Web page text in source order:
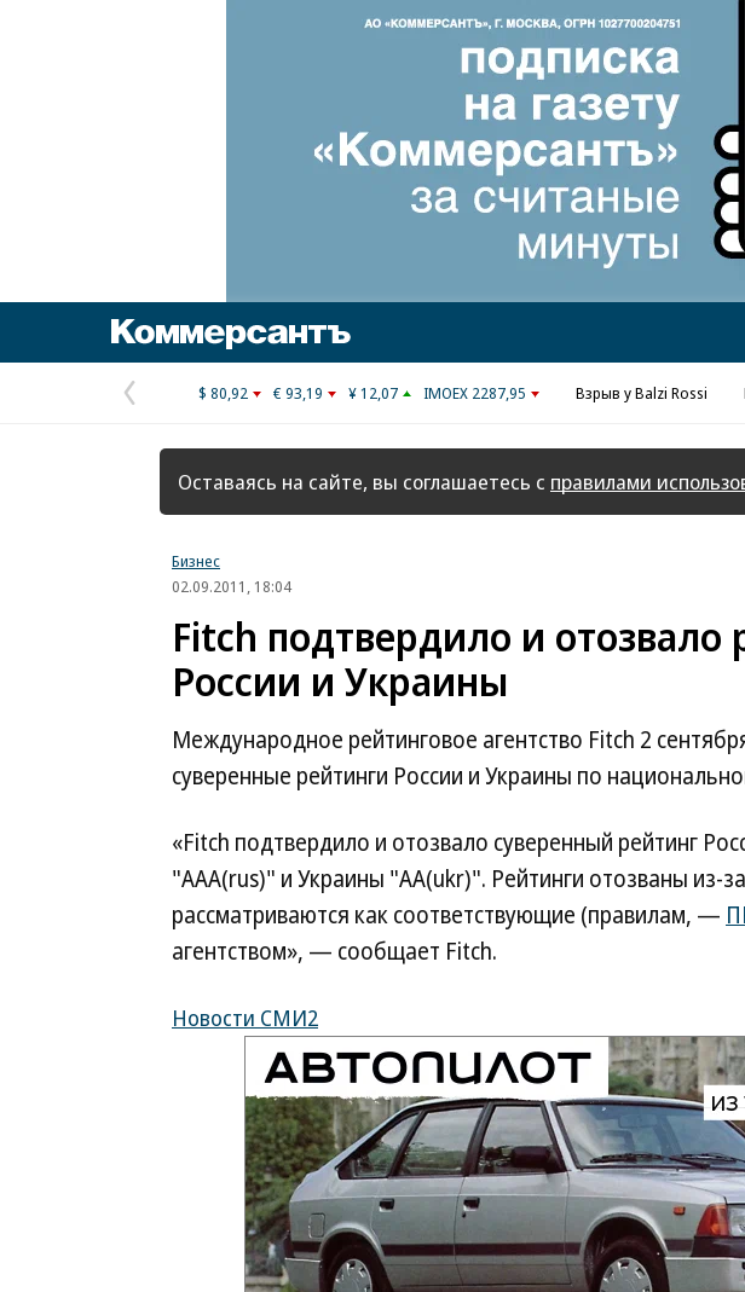
Реклама
Предыдущая
страница
$ 80,92 € 93,19 ¥ 12,07 IMOEX 2287,95 Взрыв у Balzi Rossi
Оставаясь на сайте, вы соглашаетесь с правилами
Бизнес
02.09.2011, 18:04
Fitch подтвердило и отозвало
России и Украины
Международное рейтинговое агентство Fitch 2
суверенные рейтинги России и Украины по
«Fitch подтвердило и отозвало суверенный рейтинг
"AAA(rus)" и Украины "AA(ukr)". Рейтинги отозваны из-
рассматриваются как соответствующие (правилам, —
агентством», — сообщает Fitch.
Новости СМИ2